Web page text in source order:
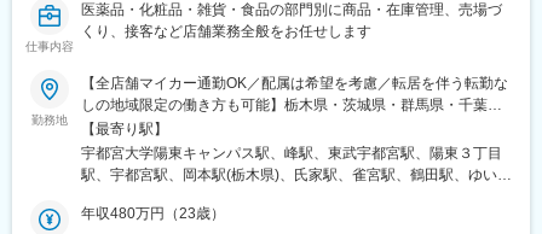
■ユーザーの声がプロダクトに直結する開発環境
現場からのフィードバックがそのままプロダクトに反映されるた
「便利になった」「使いやすくなった」といった声が届くこと
で、エンジニアとしてのやりがいを強く感じられる環境です。
■裁量と挑戦を楽しめる技術的フィールド
モバイル・バックエンド・インフラまで幅広い技術スタックを活
定やアーキテクチャ設計にも関われるため、裁量を持って開発に
仕事内容
医薬品・化粧品・雑貨・食品の部門別に商品・在庫管理、売場づ
くり、接客など店舗業務全般をお任せします
勤務地
【全店舗マイカー通勤OK／配属は希望を考慮／転居を伴う転勤な
しの地域限定の働き方も可能】栃木県・茨城県・群馬県・千葉
県・埼玉県・福島県・宮城県・山形県・岩手県・長野県・静岡
県・山梨県のいずれかの店舗★栃木（特に宇都宮周辺から北
部）・茨城全域・福島（特に郡山、白河、会津、南相馬）・群馬
居を伴う転勤あり）】【エリア社員（自宅通勤圏内でのみ異動あ
【最寄り駅】
宇都宮大学陽東キャンパス駅、峰駅、東武宇都宮駅、陽東３丁目
駅、宇都宮駅、岡本駅(栃木県)、氏家駅、雀宮駅、鶴田駅、ゆいの
沢駅、日光駅、黒磯駅、大金駅、黒田原駅、高久駅、足利駅、野
年収480万円（23歳）